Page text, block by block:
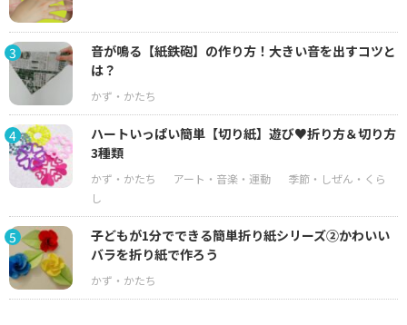
3
音が鳴る【紙鉄砲】の作り方！大きい音を出すコツと
は？
4
ハートいっぱい簡単【切り紙】遊び♥折り方＆切り方
3種類
5
子どもが1分でできる簡単折り紙シリーズ②かわいい
バラを折り紙で作ろう